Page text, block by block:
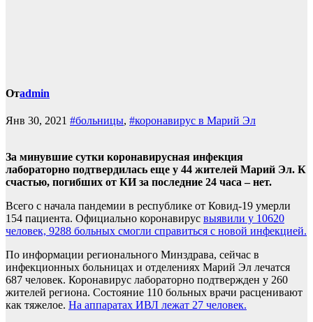
Отadmin
Янв 30, 2021 #больницы, #коронавирус в Марий Эл
За минувшие сутки коронавирусная инфекция
лабораторно подтвердилась еще у 44 жителей Марий Эл. К
счастью, погибших от КИ за последние 24 часа – нет.
Всего с начала пандемии в республике от Ковид-19 умерли
154 пациента. Официально коронавирус выявили у 10620
человек, 9288 больных смогли справиться с новой инфекцией.
По информации регионального Минздрава, сейчас в
инфекционных больницах и отделениях Марий Эл лечатся
687 человек. Коронавирус лабораторно подтвержден у 260
жителей региона. Состояние 110 больных врачи расценивают
как тяжелое. На аппаратах ИВЛ лежат 27 человек.